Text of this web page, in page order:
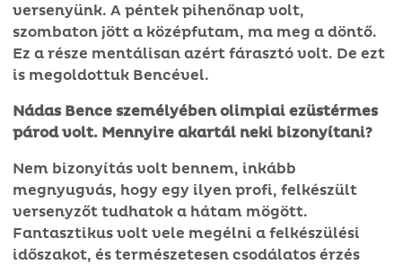
versenyünk. A péntek pihenőnap volt,
szombaton jött a középfutam, ma meg a döntő.
Ez a része mentálisan azért fárasztó volt. De ezt
is megoldottuk Bencével.
Nádas Bence személyében olimpiai ezüstérmes
párod volt. Mennyire akartál neki bizonyítani?
Nem bizonyítás volt bennem, inkább
megnyugvás, hogy egy ilyen profi, felkészült
versenyzőt tudhatok a hátam mögött.
Fantasztikus volt vele megélni a felkészülési
időszakot, és természetesen csodálatos érzés